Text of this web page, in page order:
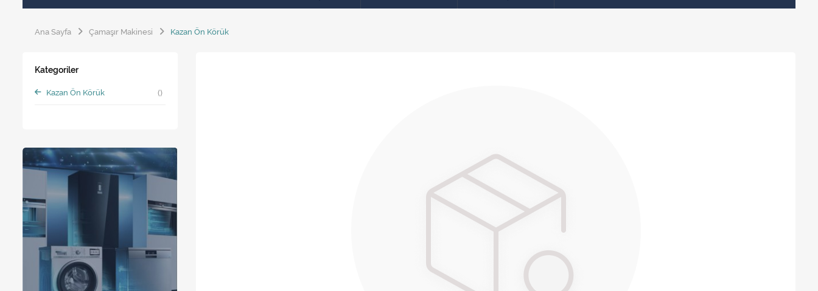
Ana Sayfa Çamaşır Makinesi Kazan Ön Körük​
Kategoriler
Kazan Ön Körük​ ()